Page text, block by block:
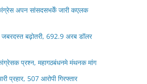
अपन सांसदसभकेँ जारी कएलक
जबरदस्त बढ़ोतरी, 692.9 अरब डॉलर
प्रश्न, महागठबंधनमे मंथनक मांग
प्रहार, 507 आरोपी गिरफ्तार